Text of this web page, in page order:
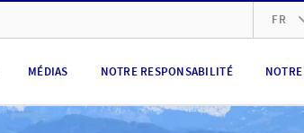
FR
MÉDIAS NOTRE RESPONSABILITÉ